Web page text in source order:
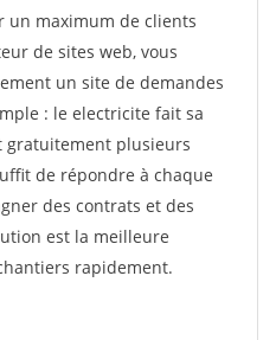
un maximum de clients
de sites web, vous
un site de demandes
: le electricite fait sa
gratuitement plusieurs
de répondre à chaque
des contrats et des
est la meilleure
rapidement.